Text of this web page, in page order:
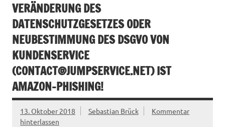
VERÄNDERUNG DES
DATENSCHUTZGESETZES ODER
NEUBESTIMMUNG DES DSGVO VON
KUNDENSERVICE
(CONTACT@JUMPSERVICE.NET) IST
AMAZON-PHISHING!
13. Oktober 2018 Sebastian Brück
Kommentar
hinterlassen